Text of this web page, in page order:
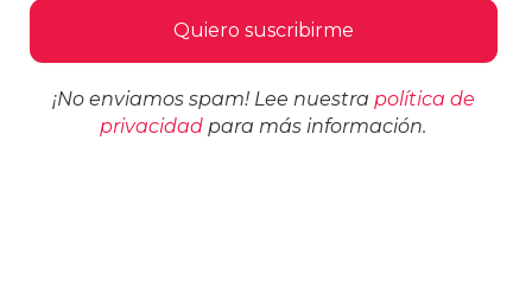
¡No enviamos spam! Lee nuestra política de
privacidad para más información.